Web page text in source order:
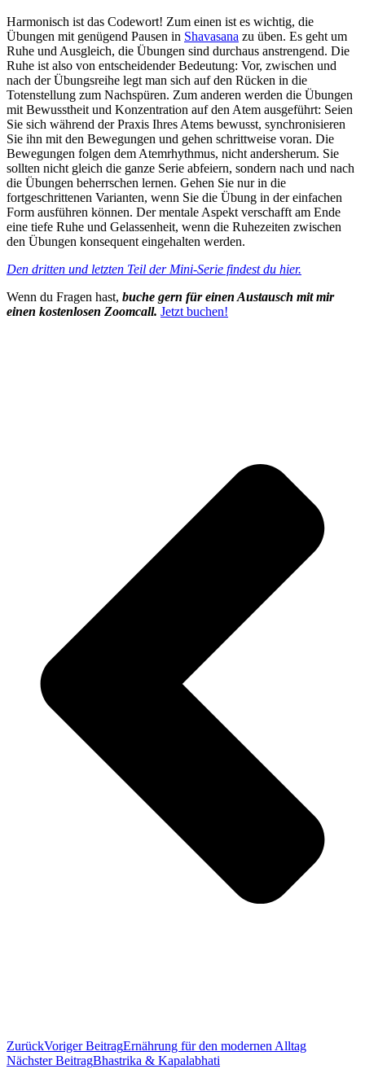
Harmonisch ist das Codewort! Zum einen ist es wichtig, die
Übungen mit genügend Pausen in Shavasana zu üben. Es geht um
Ruhe und Ausgleich, die Übungen sind durchaus anstrengend. Die
Ruhe ist also von entscheidender Bedeutung: Vor, zwischen und
nach der Übungsreihe legt man sich auf den Rücken in die
Totenstellung zum Nachspüren. Zum anderen werden die Übungen
mit Bewusstheit und Konzentration auf den Atem ausgeführt: Seien
Sie sich während der Praxis Ihres Atems bewusst, synchronisieren
Sie ihn mit den Bewegungen und gehen schrittweise voran. Die
Bewegungen folgen dem Atemrhythmus, nicht andersherum. Sie
sollten nicht gleich die ganze Serie abfeiern, sondern nach und nach
die Übungen beherrschen lernen. Gehen Sie nur in die
fortgeschrittenen Varianten, wenn Sie die Übung in der einfachen
Form ausführen können. Der mentale Aspekt verschafft am Ende
eine tiefe Ruhe und Gelassenheit, wenn die Ruhezeiten zwischen
den Übungen konsequent eingehalten werden.
Den dritten und letzten Teil der Mini-Serie findest du hier.
Wenn du Fragen hast, buche gern für einen Austausch mit mir
einen kostenlosen Zoomcall. Jetzt buchen!
ZurückVoriger BeitragErnährung für den modernen Alltag
Nächster BeitragBhastrika & Kapalabhati